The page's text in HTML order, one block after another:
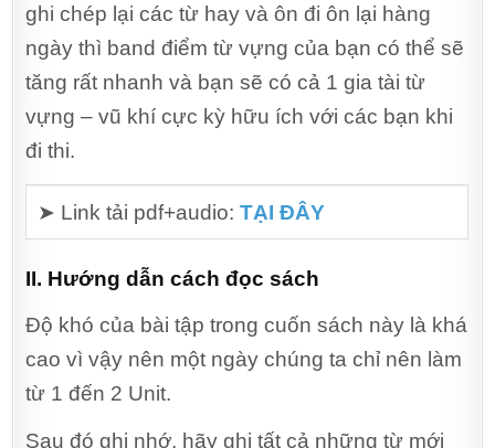
ghi chép lại các từ hay và ôn đi ôn lại hàng
ngày thì band điểm từ vựng của bạn có thể sẽ
tăng rất nhanh và bạn sẽ có cả 1 gia tài từ
vựng – vũ khí cực kỳ hữu ích với các bạn khi
đi thi.
➤ Link tải pdf+audio:TẠI ĐÂY
II. Hướng dẫn cách đọc sách
Độ khó của bài tập trong cuốn sách này là khá
cao vì vậy nên một ngày chúng ta chỉ nên làm
từ 1 đến 2 Unit.
Sau đó ghi nhớ, hãy ghi tất cả những từ mới